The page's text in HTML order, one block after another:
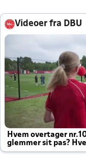
Videoer fra DBU
Hvem overtager
glemmer sit pas?
altid til efter kampe?